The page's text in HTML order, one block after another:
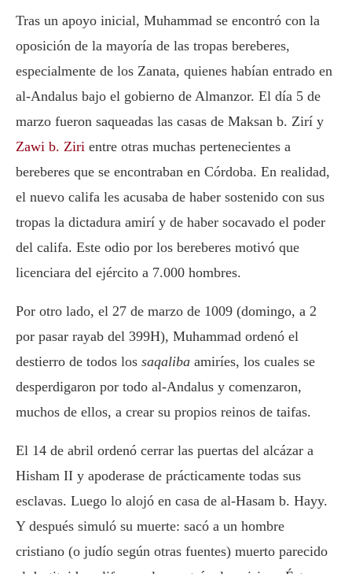
Tras un apoyo inicial, Muhammad se encontró con la
oposición de la mayoría de las tropas bereberes,
especialmente de los Zanata, quienes habían entrado en
al-Andalus bajo el gobierno de Almanzor. El día 5 de
marzo fueron saqueadas las casas de Maksan b. Zirí y
Zawi b. Ziri entre otras muchas pertenecientes a
bereberes que se encontraban en Córdoba. En realidad,
el nuevo califa les acusaba de haber sostenido con sus
tropas la dictadura amirí y de haber socavado el poder
del califa. Este odio por los bereberes motivó que
licenciara del ejército a 7.000 hombres.
Por otro lado, el 27 de marzo de 1009 (domingo, a 2
por pasar rayab del 399H), Muhammad ordenó el
destierro de todos los saqaliba amiríes, los cuales se
desperdigaron por todo al-Andalus y comenzaron,
muchos de ellos, a crear su propios reinos de taifas.
El 14 de abril ordenó cerrar las puertas del alcázar a
Hisham II y apoderase de prácticamente todas sus
esclavas. Luego lo alojó en casa de al-Hasam b. Hayy.
Y después simuló su muerte: sacó a un hombre
cristiano (o judío según otras fuentes) muerto parecido